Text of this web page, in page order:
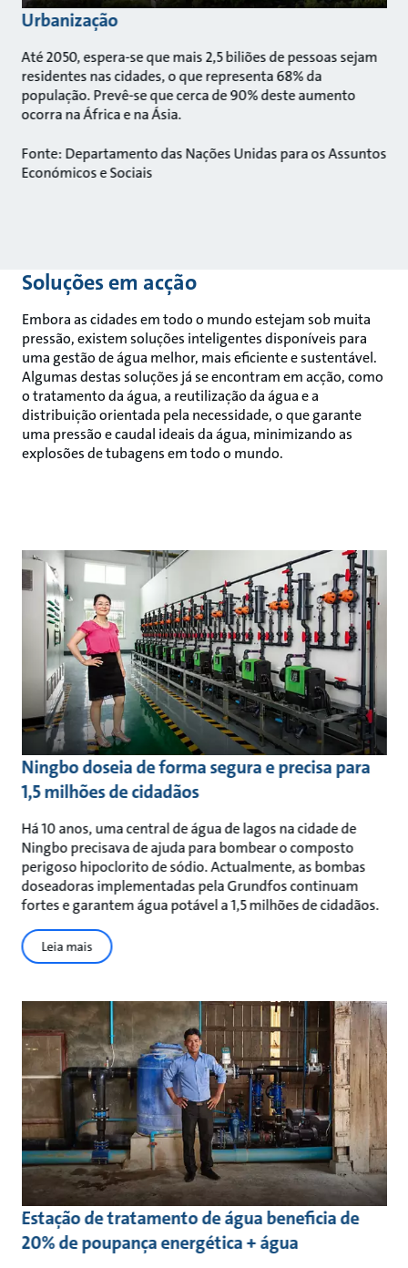
Urbanização
Até 2050, espera-se que mais 2,5 biliões de pessoas sejam
residentes nas cidades, o que representa 68% da
população. Prevê-se que cerca de 90% deste aumento
ocorra na África e na Ásia.
Fonte: Departamento das Nações Unidas para os Assuntos
Económicos e Sociais
Soluções em acção
Embora as cidades em todo o mundo estejam sob muita
pressão, existem soluções inteligentes disponíveis para
uma gestão de água melhor, mais eficiente e sustentável.
Algumas destas soluções já se encontram em acção, como
o tratamento da água, a reutilização da água e a
distribuição orientada pela necessidade, o que garante
uma pressão e caudal ideais da água, minimizando as
explosões de tubagens em todo o mundo.
Ningbo doseia de forma segura e precisa para
1,5 milhões de cidadãos
Há 10 anos, uma central de água de lagos na cidade de
Ningbo precisava de ajuda para bombear o composto
perigoso hipoclorito de sódio. Actualmente, as bombas
doseadoras implementadas pela Grundfos continuam
fortes e garantem água potável a 1,5 milhões de cidadãos.
Leia mais
Estação de tratamento de água beneficia de
20% de poupança energética + água